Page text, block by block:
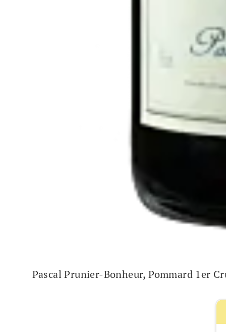
Pascal Prunier-Bonheur, Pommard 1er